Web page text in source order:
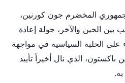
المخضرم جون كورنين،
بين الحين والآخر، جولة إعادة
على الحلبة السياسية في مواجهة
الذي نال أخيراً تأييد